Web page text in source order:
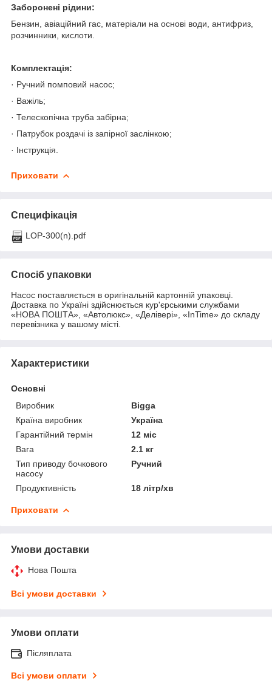
Заборонені рідини:
Бензин, авіаційний гас, матеріали на основі води, антифриз,
розчинники, кислоти.
Комплектація:
· Ручний помповий насос;
· Важіль;
· Телескопічна труба забірна;
· Патрубок роздачі із запірної заслінкою;
· Інструкція.
Приховати
Специфікація
LOP-300(n).pdf
Спосіб упаковки
Насос поставляється в оригінальній картонній упаковці.
Доставка по Україні здійснюється кур'єрськими службами
«НОВА ПОШТА», «Автолюкс», «Делівері», «InTime» до складу
перевізника у вашому місті.
Характеристики
Основні
Виробник
Bigga
Країна виробник
Україна
Гарантійний термін
12 міс
Вага
2.1 кг
Тип приводу бочкового
насосу
Ручний
Продуктивність 18 літр/хв
Приховати
Умови доставки
Нова Пошта
Всі умови доставки
Умови оплати
Післяплата
Всі умови оплати